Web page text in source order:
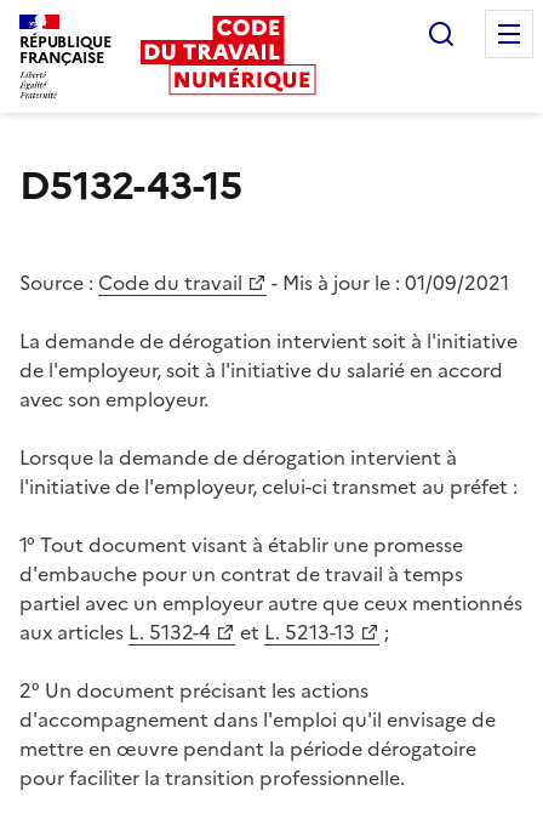
RÉPUBLIQUE
FRANÇAISE
D5132-43-15
Source : Code du travail - Mis à jour le : 01/09/2021
La demande de dérogation intervient soit à l'initiative
de l'employeur, soit à l'initiative du salarié en accord
avec son employeur.
Lorsque la demande de dérogation intervient à
l'initiative de l'employeur, celui-ci transmet au préfet :
1° Tout document visant à établir une promesse
d'embauche pour un contrat de travail à temps
partiel avec un employeur autre que ceux mentionnés
aux articles L. 5132-4 et L. 5213-13
;
2° Un document précisant les actions
d'accompagnement dans l'emploi qu'il envisage de
mettre en œuvre pendant la période dérogatoire
pour faciliter la transition professionnelle.